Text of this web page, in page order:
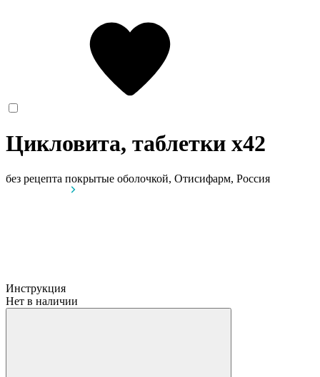
Цикловита, таблетки x42
без рецепта покрытые оболочкой, Отисифарм, Россия
Инструкция
Нет в наличии